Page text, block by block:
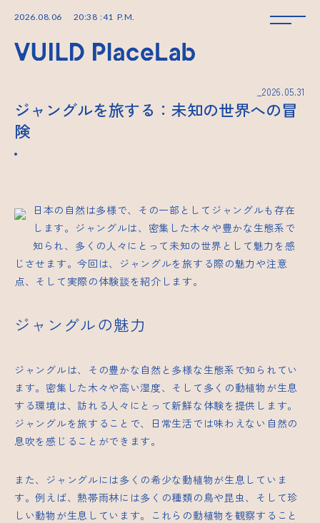
2026.08.06 20:38 :42 P.M.
_2026.05.31
ジャングルを旅する：未知の世界への冒
険
日本の自然は多様で、その一部としてジャングルも存在
します。ジャングルは、密集した木々や豊かな生態系で
知られ、多くの人々にとって未知の世界として魅力を感
じさせます。今回は、ジャングルを旅する際の魅力や注意
点、そして実際の体験談を紹介します。
ジャングルの魅力
ジャングルは、その豊かな自然と多様な生態系で知られてい
ます。密集した木々や高い湿度、そして多くの動植物が生息
する環境は、訪れる人々にとって新鮮な体験を提供します。
ジャングルを旅することで、日常生活では味わえない自然の
息吹を感じることができます。
また、ジャングルには多くの希少な動植物が生息していま
す。例えば、熱帯雨林には多くの種類の鳥や昆虫、そして珍
しい動物が生息しています。これらの動植物を観察すること